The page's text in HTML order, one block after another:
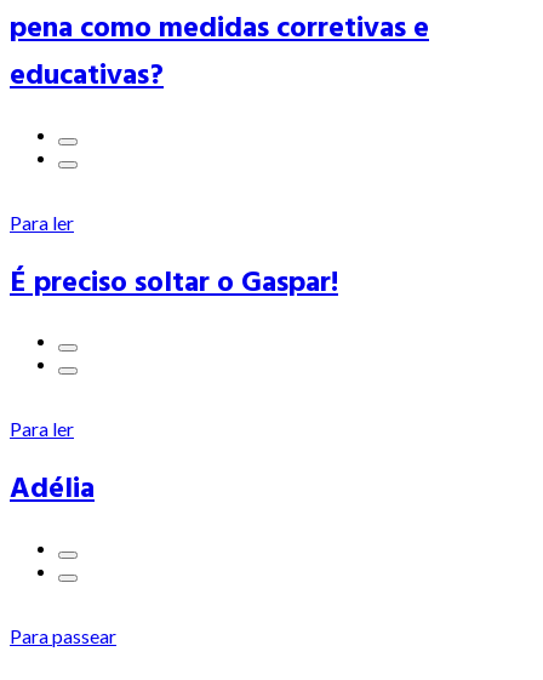
pena como medidas corretivas e
educativas?
Para ler
É preciso soltar o Gaspar!
Para ler
Adélia
Para passear